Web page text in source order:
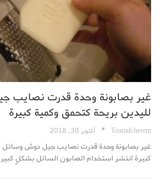
غير بصابونة وحدة قدرت نصايب
لليدين بريحة كتحمق وكمية كبيرة
TouriaIcherem أكتوبر 30, 2018
غير بصابونة وحدة قدرت نصايب جيل دوش وسائل
كبيرة انتشر استخدام الصابون السائل بشكلٍ